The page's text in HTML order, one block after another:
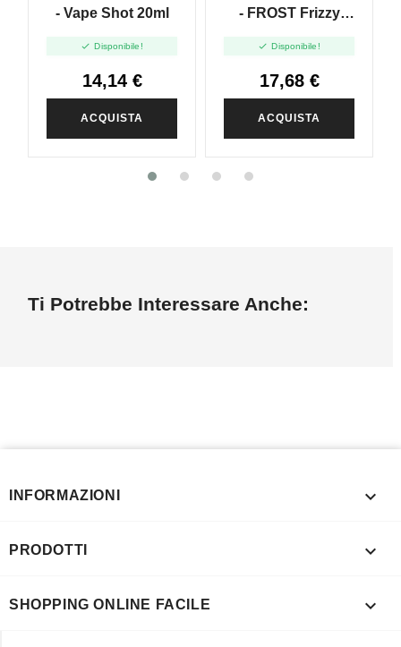
- Vape Shot 20ml
 Disponibile!
14,14 €
ACQUISTA
- FROST Frizzy
20ml
 Disponibile!
17,68 €
ACQUISTA
Ti Potrebbe Interessare Anche:
INFORMAZIONI 
PRODOTTI 
SHOPPING ONLINE FACILE 